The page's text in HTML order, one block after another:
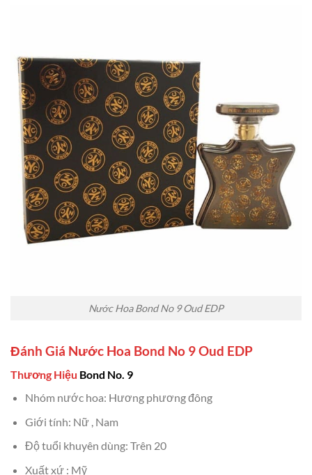
Nước Hoa Bond No 9 Oud EDP
Đánh Giá Nước Hoa Bond No 9 Oud EDP
Thương Hiệu Bond No. 9
Nhóm nước hoa: Hương phương đông
Giới tính: Nữ , Nam
Độ tuổi khuyên dùng: Trên 20
Xuất xứ : Mỹ